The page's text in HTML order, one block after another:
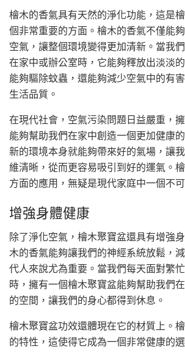
檜木的香氣具有天然的淨化功能，這是
個非常重要的方面。檜木的香氣不僅能
空氣，讓整個環境變得更加清新。當我
在家中或辦公室時，它能夠釋放出淡淡
能夠驅除蚊蟲，還能夠減少空氣中的有
生活品質。
在現代社會，空氣污染問題日益嚴重，
能夠幫助我們在家中創造一個更加健康
新的環境本身就能夠帶來好的氣場，讓
維清晰，從而更容易吸引到好的運氣。
方面的應用，無疑是現代家庭中一個不
增強身體健康
除了淨化空氣，檜木聚寶盆還具有增強
木的香氣能夠讓我們的神經系統放鬆，
代人來說尤為重要。當我們每天面對繁
時，擁有一個檜木聚寶盆能夠幫助我們
的空間，讓我們的身心都得到休息。
檜木聚寶盆功效還體現在它的材質上。
的特性，這使得它成為一個非常健康的